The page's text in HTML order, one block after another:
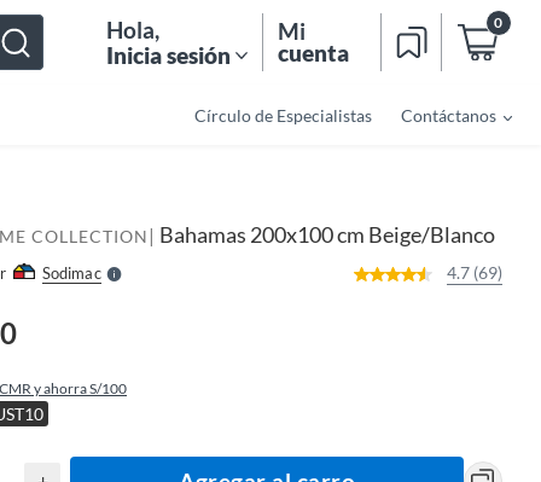
Hola,
Inicia sesión
Mi
cuenta
0
Círculo de Especialistas Contáctanos
COLLECTION | Bahamas 200x100 cm Beige/Blanco
SodimacS
l
l
4.7 (69)
y ahorra S/100